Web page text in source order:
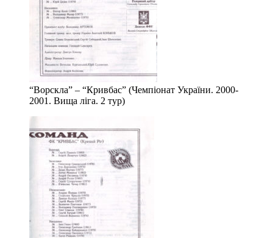
“Ворскла” – “Кривбас” (Чемпіонат України. 2000-
2001. Вища ліга. 2 тур)